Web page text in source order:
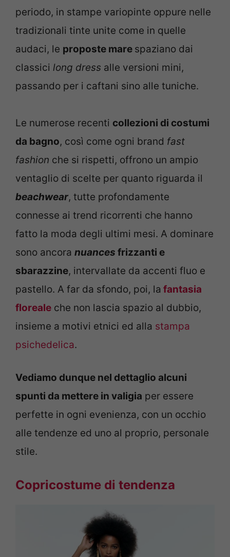
periodo, in stampe variopinte oppure nelle
tradizionali tinte unite come in quelle
audaci, le proposte mare spaziano dai
classici long dress alle versioni mini,
passando per i caftani sino alle tuniche.
Le numerose recenti collezioni di costumi
da bagno, così come ogni brand fast
fashion che si rispetti, offrono un ampio
ventaglio di scelte per quanto riguarda il
beachwear, tutte profondamente
connesse ai trend ricorrenti che hanno
fatto la moda degli ultimi mesi. A dominare
sono ancora nuances frizzanti e
sbarazzine, intervallate da accenti fluo e
pastello. A far da sfondo, poi, la fantasia
floreale che non lascia spazio al dubbio,
insieme a motivi etnici ed alla stampa
psichedelica.
Vediamo dunque nel dettaglio alcuni
spunti da mettere in valigia per essere
perfette in ogni evenienza, con un occhio
alle tendenze ed uno al proprio, personale
stile.
Copricostume di tendenza